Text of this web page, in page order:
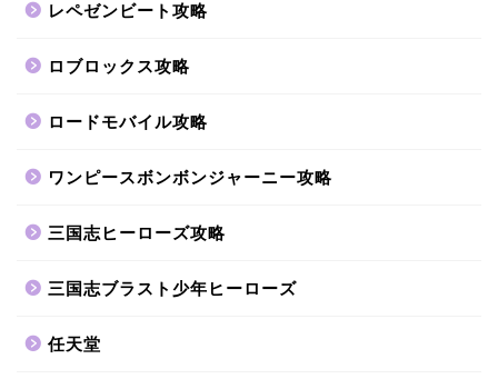
レペゼンビート攻略
ロブロックス攻略
ロードモバイル攻略
ワンピースボンボンジャーニー攻略
三国志ヒーローズ攻略
三国志ブラスト少年ヒーローズ
任天堂